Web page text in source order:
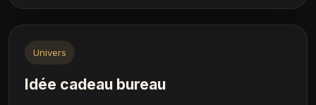
Univers
Idée cadeau bureau